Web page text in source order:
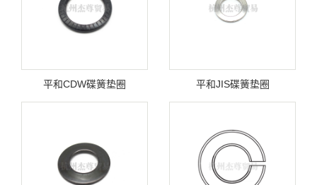
平和CDW碟簧垫圈 平和JIS碟簧垫圈